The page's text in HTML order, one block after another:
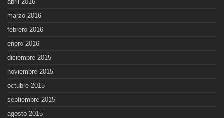
abril 2016
marzo 2016
febrero 2016
enero 2016
diciembre 2015
noviembre 2015
octubre 2015
septiembre 2015
agosto 2015